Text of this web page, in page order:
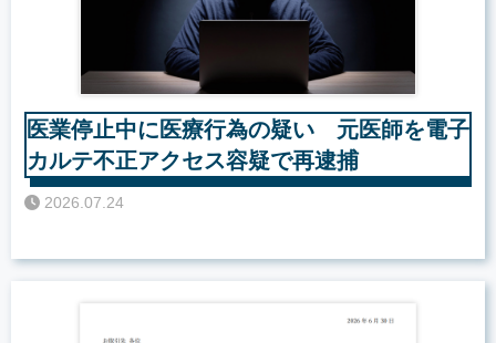
医業停止中に医療行為の疑い 元医師を電子
カルテ不正アクセス容疑で再逮捕
2026.07.24